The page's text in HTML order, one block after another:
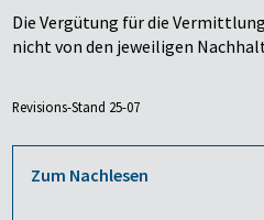
Die Vergütung für die
nicht von den jeweiligen
Revisions-Stand 25-07
Zum Nachlesen